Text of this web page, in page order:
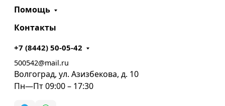
Помощь
Контакты
+7 (8442) 50-05-42
500542@mail.ru
Волгоград, ул. Азизбекова, д. 10
Пн—Пт 09:00 – 17:30